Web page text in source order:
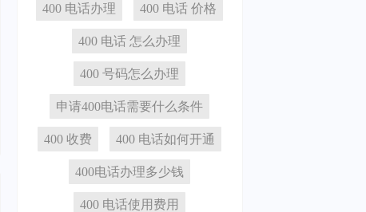
400 电话办理 400 电话 价格
400 电话 怎么办理
400 号码怎么办理
申请400电话需要什么条件
400 收费 400 电话如何开通
400电话办理多少钱
400 电话使用费用